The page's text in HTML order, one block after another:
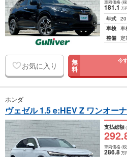
車両価格(
181.1万
年式
車検 車
整備 定
お気に入り 無
料
今
ホンダ
ヴェゼル 1.5 e:HEV Z ワンオー
支払総額
292
車両価格(
286.8万